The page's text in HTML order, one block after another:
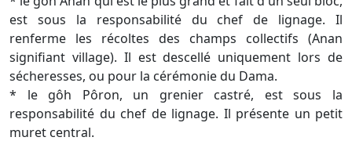
est sous la responsabilité du chef de lignage. Il
renferme les récoltes des champs collectifs (Anan
signifiant village). Il est descellé uniquement lors de
sécheresses, ou pour la cérémonie du Dama.
* le gôh Pôron, un grenier castré, est sous la
responsabilité du chef de lignage. Il présente un petit
muret central.